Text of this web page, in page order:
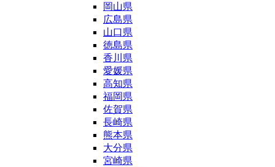
岡山県
広島県
山口県
徳島県
香川県
愛媛県
高知県
福岡県
佐賀県
長崎県
熊本県
大分県
宮崎県